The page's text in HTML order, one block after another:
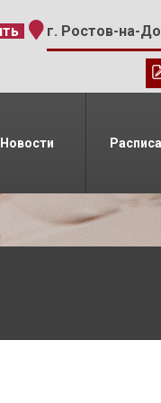
г. Ростов-на-
Новости